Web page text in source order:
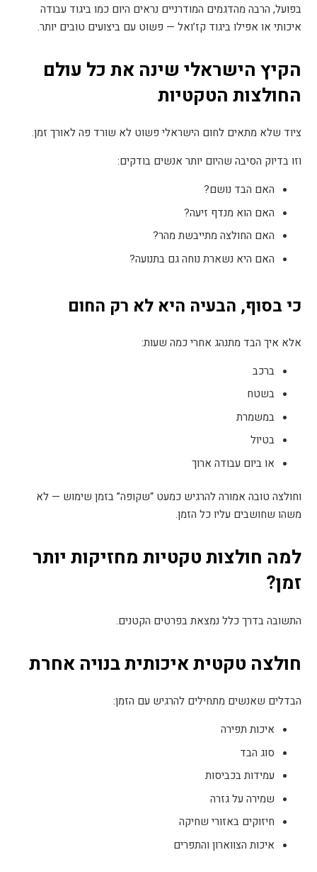
בפועל, הרבה מהדגמים המודרניים נראים היום כמו ביגוד עבודה
איכותי או אפילו ביגוד קז’ואל — פשוט עם ביצועים טובים יותר.
הקיץ הישראלי שינה את כל עולם
החולצות הטקטיות
ציוד שלא מתאים לחום הישראלי פשוט לא שורד פה לאורך זמן.
וזו בדיוק הסיבה שהיום יותר אנשים בודקים:
האם הבד נושם?
האם הוא מנדף זיעה?
האם החולצה מתייבשת מהר?
האם היא נשארת נוחה גם בתנועה?
כי בסוף, הבעיה היא לא רק החום
אלא איך הבד מתנהג אחרי כמה שעות:
ברכב
בשטח
במשמרת
בטיול
או ביום עבודה ארוך
וחולצה טובה אמורה להרגיש כמעט “שקופה” בזמן שימוש — לא
משהו שחושבים עליו כל הזמן.
למה חולצות טקטיות מחזיקות יותר
זמן?
התשובה בדרך כלל נמצאת בפרטים הקטנים.
חולצה טקטית איכותית בנויה אחרת
הבדלים שאנשים מתחילים להרגיש עם הזמן:
איכות תפירה
סוג הבד
עמידות בכביסות
שמירה על גזרה
חיזוקים באזורי שחיקה
איכות הצווארון והתפרים